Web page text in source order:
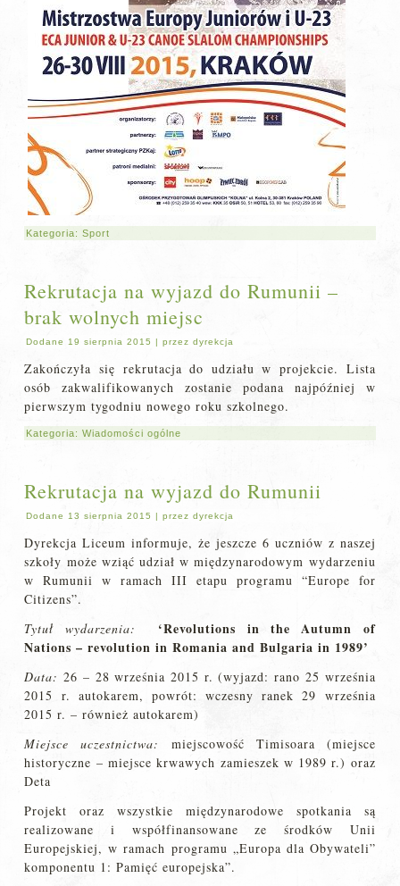
Kategoria:Sport
Rekrutacja na wyjazd do Rumunii –
brak wolnych miejsc
Dodane 19 sierpnia 2015 |przez dyrekcja
Zakończyła się rekrutacja do udziału w projekcie. Lista
osób zakwalifikowanych zostanie podana najpóźniej w
pierwszym tygodniu nowego roku szkolnego.
Kategoria:Wiadomości ogólne
Rekrutacja na wyjazd do Rumunii
Dodane 13 sierpnia 2015 |przez dyrekcja
Dyrekcja Liceum informuje, że jeszcze 6 uczniów z naszej
szkoły może wziąć udział w międzynarodowym wydarzeniu
w Rumunii w ramach III etapu programu “Europe for
Citizens”.
Tytuł wydarzenia:
‘Revolutions in the Autumn of
Nations – revolution in Romania and Bulgaria in 1989’
Data: 26 – 28 września 2015 r. (wyjazd: rano 25 września
2015 r. autokarem, powrót: wczesny ranek 29 września
2015 r. – również autokarem)
Miejsce uczestnictwa:
miejscowość Timisoara (miejsce
historyczne – miejsce krwawych zamieszek w 1989 r.) oraz
Deta
Projekt oraz wszystkie międzynarodowe spotkania są
realizowane i współfinansowane ze środków Unii
Europejskiej, w ramach programu „Europa dla Obywateli”
komponentu 1: Pamięć europejska”.